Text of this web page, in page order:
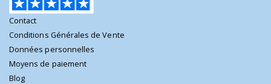
Contact
Conditions Générales de Vente
Données personnelles
Moyens de paiement
Blog